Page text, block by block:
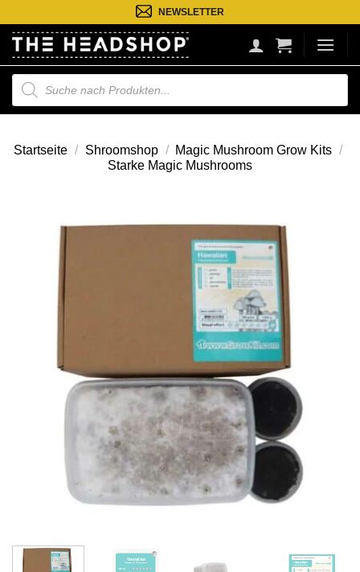
Inhalt
springen
NEWSLETTER
Suche
nach
Produkten
Startseite / Shroomshop / Magic Mushroom Grow Kits /
Starke Magic Mushrooms